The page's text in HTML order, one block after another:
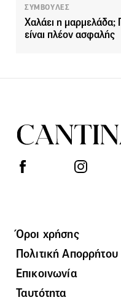
ΣΥΜΒΟΥΛΕΣ
Χαλάει η μαρμελάδα;
είναι πλέον ασφαλής
Όροι χρήσης
Πολιτική Απορρήτου
Επικοινωνία
Ταυτότητα